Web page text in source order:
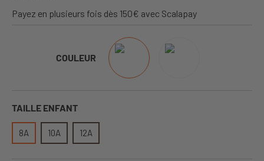
Payez en plusieurs fois dès 150€ avec Scalapay
COULEUR
TAILLE ENFANT
8A 10A 12A